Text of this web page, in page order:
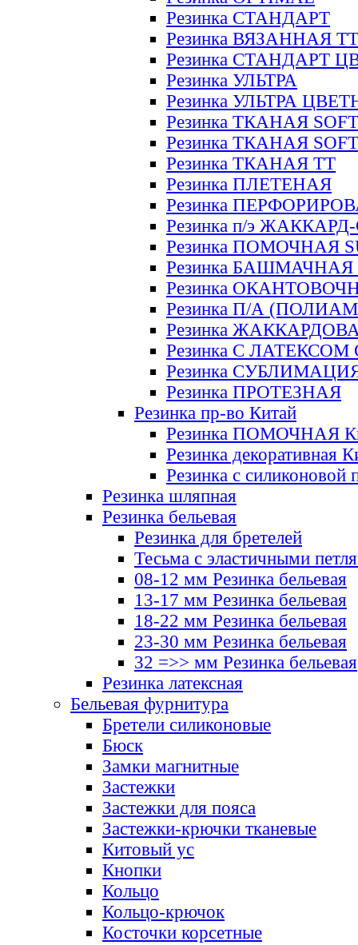
Резинка СТАНДАРТ
Резинка ВЯЗАННАЯ ТТ
Резинка СТАНДАРТ
Резинка УЛЬТРА
Резинка УЛЬТРА
Резинка ТКАНАЯ SOFT
Резинка ТКАНАЯ
Резинка ТКАНАЯ ТТ
Резинка ПЛЕТЕНАЯ
Резинка
Резинка п/э
Резинка ПОМОЧНАЯ
Резинка БАШМАЧНАЯ
Резинка
Резинка П/А
Резинка
Резинка С ЛАТЕКСОМ
Резинка
Резинка ПРОТЕЗНАЯ
Резинка пр-во Китай
Резинка ПОМОЧНАЯ
Резинка декоративная
Резинка с силиконовой
Резинка шляпная
Резинка бельевая
Резинка для бретелей
Тесьма с эластичными
08-12 мм Резинка бельевая
13-17 мм Резинка бельевая
18-22 мм Резинка бельевая
23-30 мм Резинка бельевая
32 =>> мм Резинка бельевая
Резинка латексная
Бельевая фурнитура
Бретели силиконовые
Бюск
Замки магнитные
Застежки
Застежки для пояса
Застежки-крючки тканевые
Китовый ус
Кнопки
Кольцо
Кольцо-крючок
Косточки корсетные